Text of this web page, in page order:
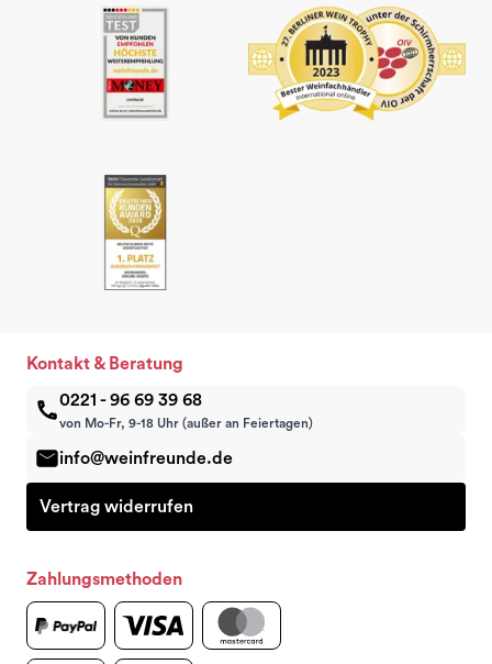
Kontakt & Beratung
0221 - 96 69 39 68
von Mo-Fr, 9-18 Uhr (außer an Feiertagen)
info@weinfreunde.de
Vertrag widerrufen
Zahlungsmethoden